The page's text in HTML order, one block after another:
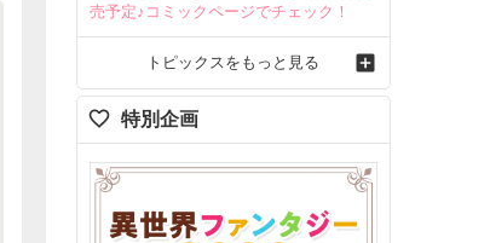
売予定♪コミックページでチェック！
トピックスをもっと見る
特別企画